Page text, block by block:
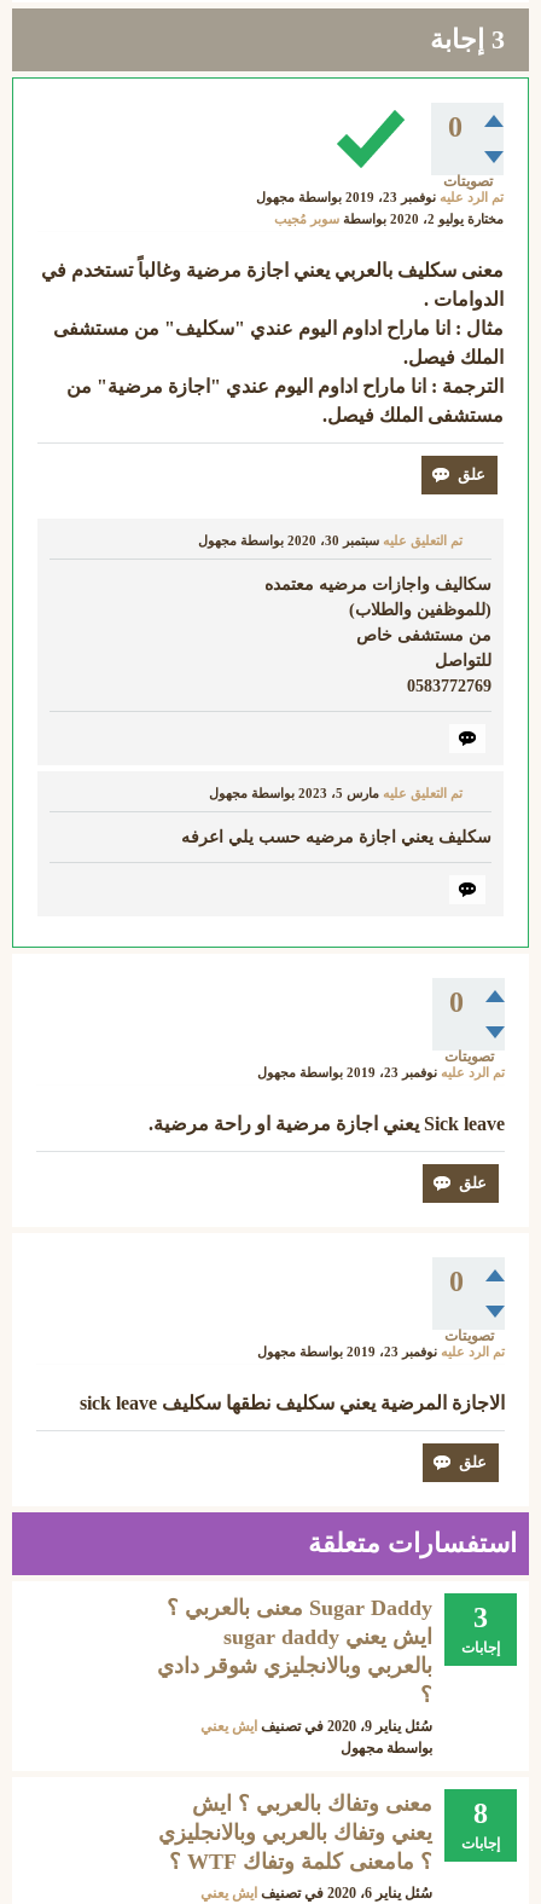
3 إجابة
0
تصويتات
تم الرد عليه نوفمبر 23، 2019 بواسطة مجهول
مختارة يوليو 2، 2020 بواسطة سوبر مُجيب
معنى سكليف بالعربي يعني اجازة مرضية وغالباً تستخدم في
الدوامات .
مثال : انا ماراح اداوم اليوم عندي "سكليف" من مستشفى
الملك فيصل.
الترجمة : انا ماراح اداوم اليوم عندي "اجازة مرضية" من
مستشفى الملك فيصل.
تم التعليق عليه سبتمبر 30، 2020 بواسطة مجهول
سكاليف واجازات مرضيه معتمده
(للموظفين والطلاب)
من مستشفى خاص
للتواصل
0583772769
تم التعليق عليه مارس 5، 2023 بواسطة مجهول
سكليف يعني اجازة مرضيه حسب يلي اعرفه
0
تصويتات
تم الرد عليه نوفمبر 23، 2019 بواسطة مجهول
Sick leave يعني اجازة مرضية او راحة مرضية.
0
تصويتات
تم الرد عليه نوفمبر 23، 2019 بواسطة مجهول
الاجازة المرضية يعني سكليف نطقها سكليف sick leave
استفسارات متعلقة
3
إجابات
Sugar Daddy معنى بالعربي ؟
ايش يعني sugar daddy
بالعربي وبالانجليزي شوقر دادي
؟
سُئل يناير 9، 2020 في تصنيف ايش يعني
بواسطة مجهول
8
إجابات
معنى وتفاك بالعربي ؟ ايش
يعني وتفاك بالعربي وبالانجليزي
؟ مامعنى كلمة وتفاك WTF ؟
سُئل يناير 6، 2020 في تصنيف ايش يعني